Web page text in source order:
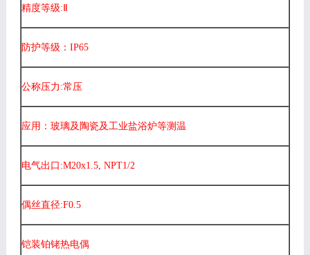
精度等级:Ⅱ
防护等级：IP65
公称压力:常压
应用：玻璃及陶瓷及工业盐浴炉等测温
电气出口:M20x1.5, NPT1/2
偶丝直径:F0.5
铠装铂铑热电偶